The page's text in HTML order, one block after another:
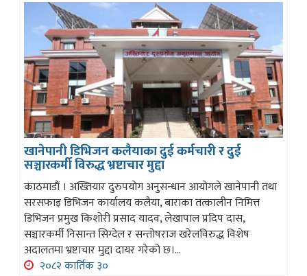
खानेपानी डिभिजन कलैयाका दुई कर्मचारी र दुई
सञ्चारकर्मी विरुद्ध भ्रष्टाचार मुद्दा
काठमाडौं । अख्तियार दुरुपयोग अनुसन्धान आयोगले खानेपानी तथा
सरसफाइ डिभिजन कार्यालय कलैया, बाराका तत्कालीन निमित्त
डिभिजन प्रमुख किशोरी प्रसाद यादव, लेखापाल प्रदिप दास,
सञ्चारकर्मी निसान्त सिग्देल र सन्तोषराज खरेलविरुद्ध विशेष
अदालतमा भ्रष्टाचार मुद्दा दायर गरेको छ।...
२०८२ कार्तिक ३०